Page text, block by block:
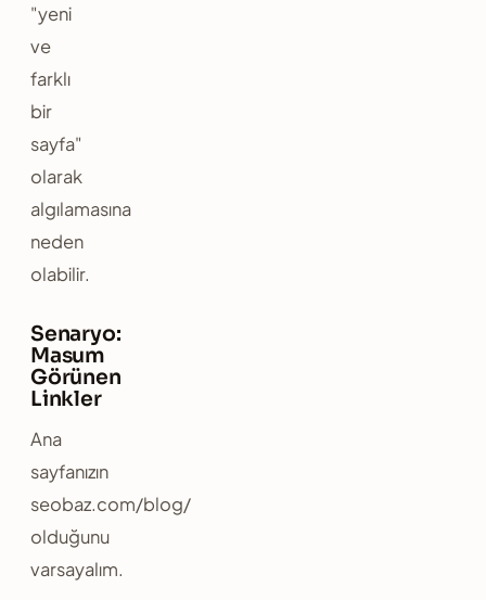
"yeni
ve
farklı
bir
sayfa"
olarak
algılamasına
neden
olabilir.
Senaryo:
Masum
Görünen
Linkler
Ana
sayfanızın
seobaz.com/blog/
olduğunu
varsayalım.